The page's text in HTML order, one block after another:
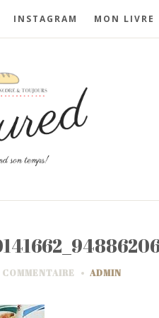
INSTAGRAM MON LIVRE
ADMIN